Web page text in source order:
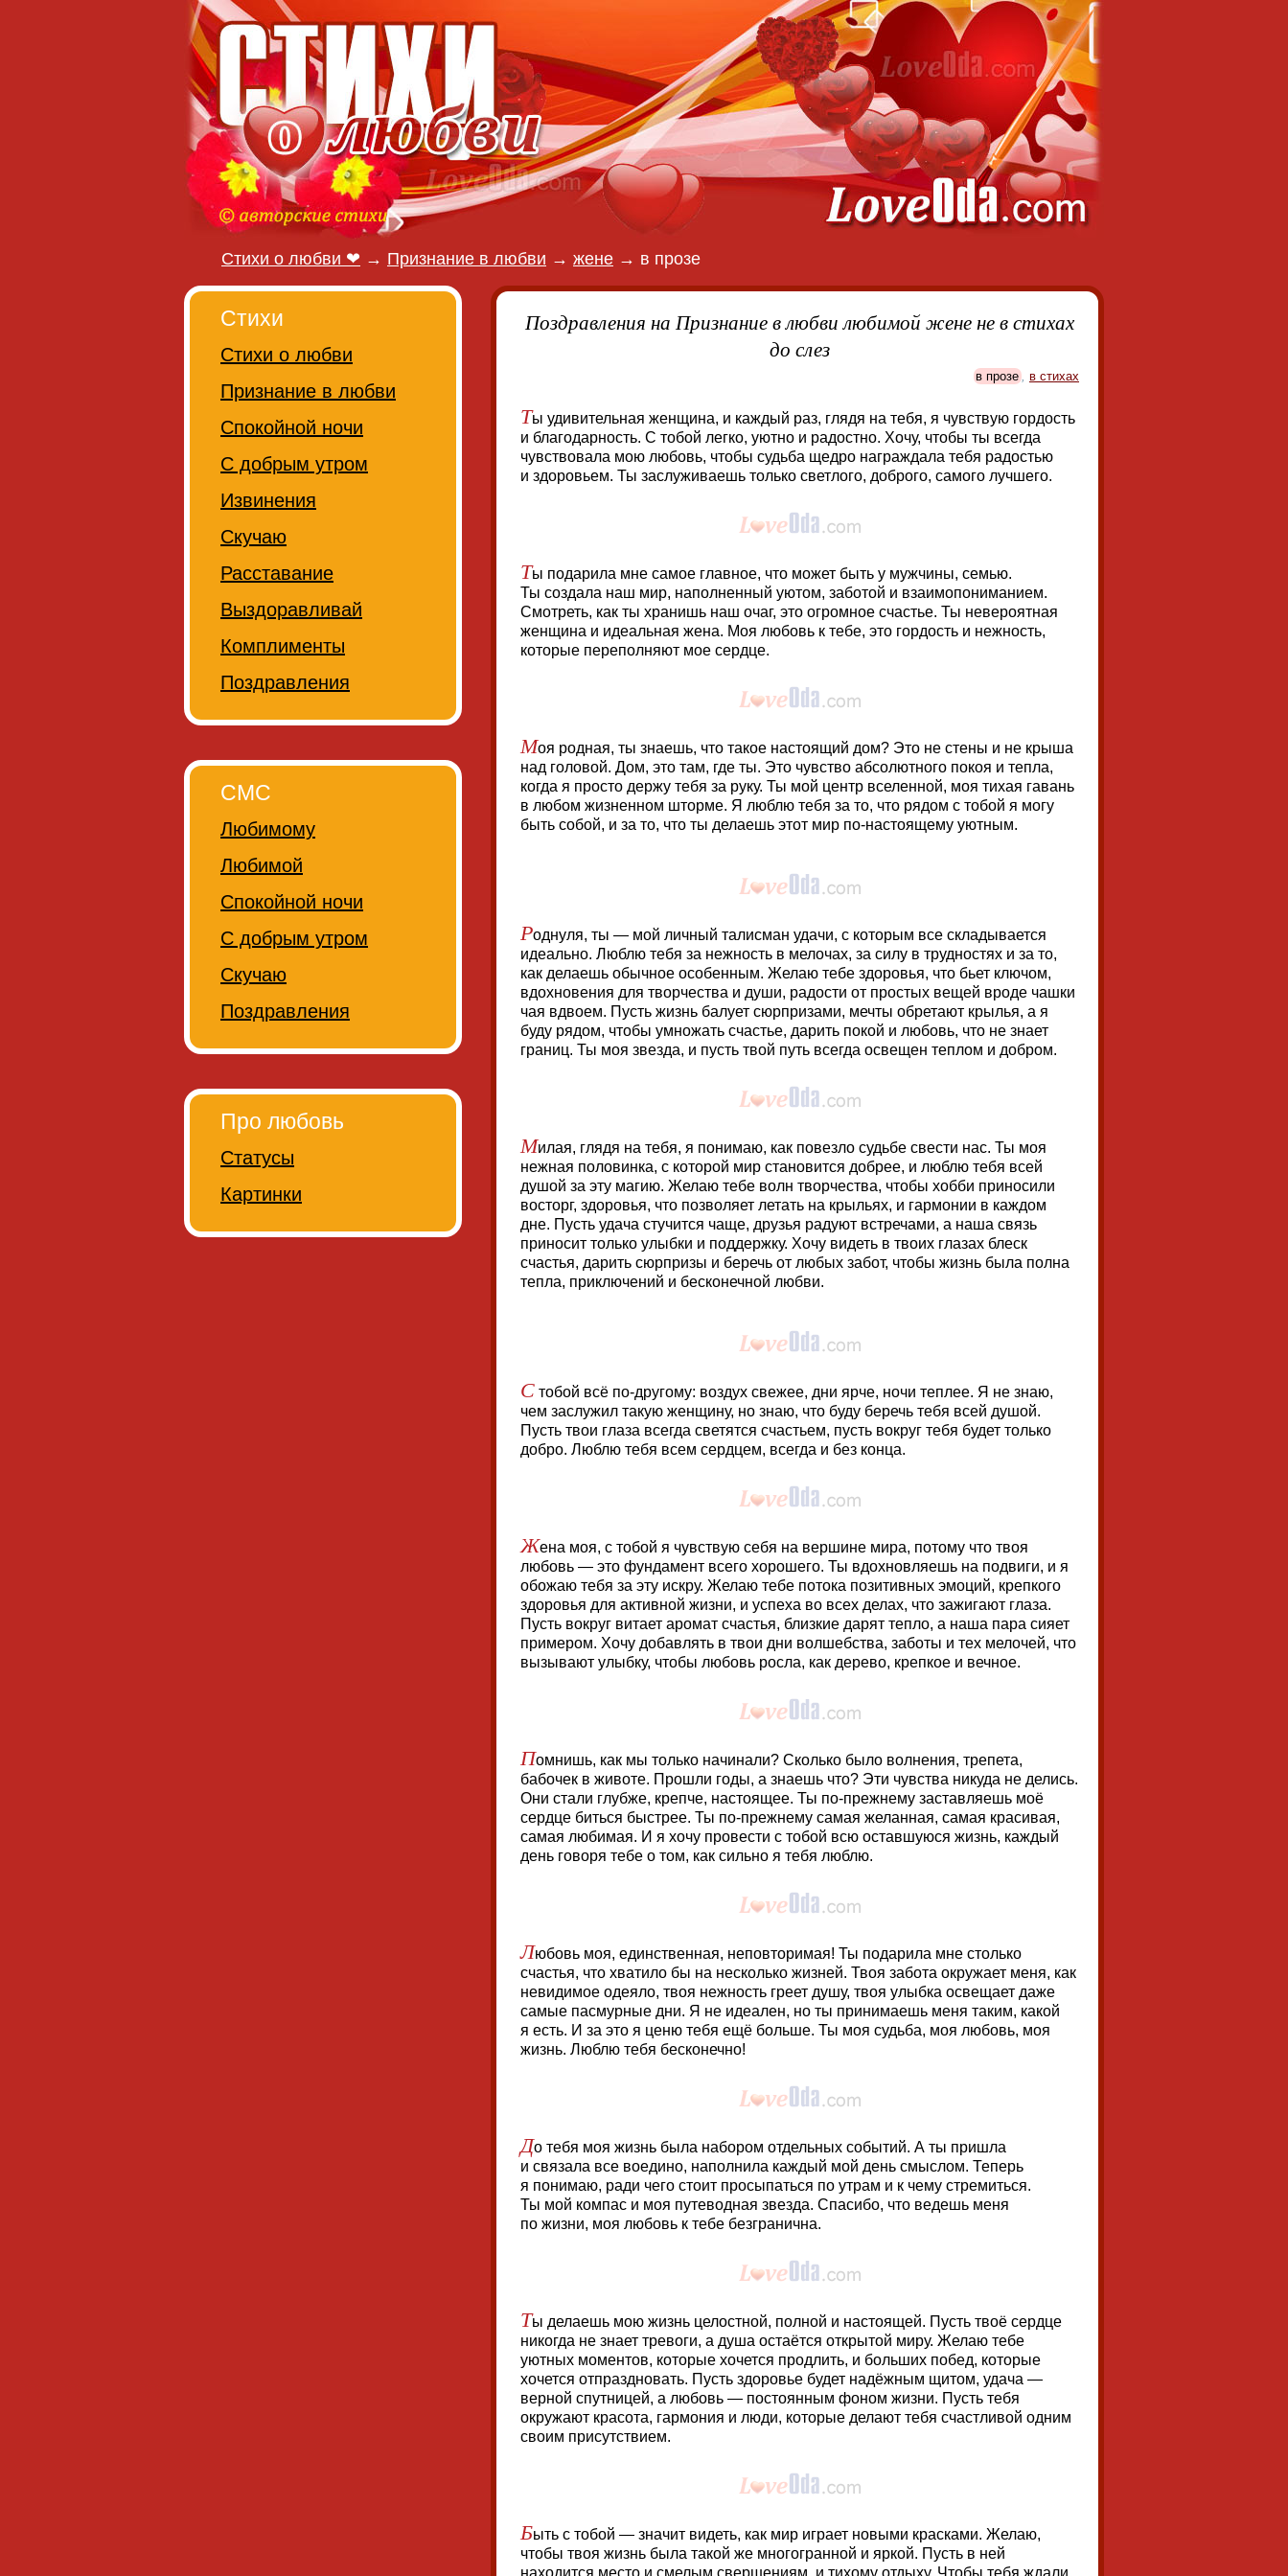
Стихи о любви ❤ → Признание в любви → жене → в прозе
Поздравления на Признание в любви любимой жене не в стихах
до слез
в прозе , в стихах
Ты удивительная женщина, и каждый раз, глядя на тебя, я чувствую гордость
и благодарность. С тобой легко, уютно и радостно. Хочу, чтобы ты всегда
чувствовала мою любовь, чтобы судьба щедро награждала тебя радостью
и здоровьем. Ты заслуживаешь только светлого, доброго, самого лучшего.
Ты подарила мне самое главное, что может быть у мужчины, семью.
Ты создала наш мир, наполненный уютом, заботой и взаимопониманием.
Смотреть, как ты хранишь наш очаг, это огромное счастье. Ты невероятная
женщина и идеальная жена. Моя любовь к тебе, это гордость и нежность,
которые переполняют мое сердце.
Моя родная, ты знаешь, что такое настоящий дом? Это не стены и не крыша
над головой. Дом, это там, где ты. Это чувство абсолютного покоя и тепла,
когда я просто держу тебя за руку. Ты мой центр вселенной, моя тихая гавань
в любом жизненном шторме. Я люблю тебя за то, что рядом с тобой я могу
быть собой, и за то, что ты делаешь этот мир по-настоящему уютным.
Роднуля, ты — мой личный талисман удачи, с которым все складывается
идеально. Люблю тебя за нежность в мелочах, за силу в трудностях и за то,
как делаешь обычное особенным. Желаю тебе здоровья, что бьет ключом,
вдохновения для творчества и души, радости от простых вещей вроде чашки
чая вдвоем. Пусть жизнь балует сюрпризами, мечты обретают крылья, а я
буду рядом, чтобы умножать счастье, дарить покой и любовь, что не знает
границ. Ты моя звезда, и пусть твой путь всегда освещен теплом и добром.
Милая, глядя на тебя, я понимаю, как повезло судьбе свести нас. Ты моя
нежная половинка, с которой мир становится добрее, и люблю тебя всей
душой за эту магию. Желаю тебе волн творчества, чтобы хобби приносили
восторг, здоровья, что позволяет летать на крыльях, и гармонии в каждом
дне. Пусть удача стучится чаще, друзья радуют встречами, а наша связь
приносит только улыбки и поддержку. Хочу видеть в твоих глазах блеск
счастья, дарить сюрпризы и беречь от любых забот, чтобы жизнь была полна
тепла, приключений и бесконечной любви.
С тобой всё по-другому: воздух свежее, дни ярче, ночи теплее. Я не знаю,
чем заслужил такую женщину, но знаю, что буду беречь тебя всей душой.
Пусть твои глаза всегда светятся счастьем, пусть вокруг тебя будет только
добро. Люблю тебя всем сердцем, всегда и без конца.
Жена моя, с тобой я чувствую себя на вершине мира, потому что твоя
любовь — это фундамент всего хорошего. Ты вдохновляешь на подвиги, и я
обожаю тебя за эту искру. Желаю тебе потока позитивных эмоций, крепкого
здоровья для активной жизни, и успеха во всех делах, что зажигают глаза.
Пусть вокруг витает аромат счастья, близкие дарят тепло, а наша пара сияет
примером. Хочу добавлять в твои дни волшебства, заботы и тех мелочей, что
вызывают улыбку, чтобы любовь росла, как дерево, крепкое и вечное.
Помнишь, как мы только начинали? Сколько было волнения, трепета,
бабочек в животе. Прошли годы, а знаешь что? Эти чувства никуда не делись.
Они стали глубже, крепче, настоящее. Ты по-прежнему заставляешь моё
сердце биться быстрее. Ты по-прежнему самая желанная, самая красивая,
самая любимая. И я хочу провести с тобой всю оставшуюся жизнь, каждый
день говоря тебе о том, как сильно я тебя люблю.
Любовь моя, единственная, неповторимая! Ты подарила мне столько
счастья, что хватило бы на несколько жизней. Твоя забота окружает меня, как
невидимое одеяло, твоя нежность греет душу, твоя улыбка освещает даже
самые пасмурные дни. Я не идеален, но ты принимаешь меня таким, какой
я есть. И за это я ценю тебя ещё больше. Ты моя судьба, моя любовь, моя
жизнь. Люблю тебя бесконечно!
До тебя моя жизнь была набором отдельных событий. А ты пришла
и связала все воедино, наполнила каждый мой день смыслом. Теперь
я понимаю, ради чего стоит просыпаться по утрам и к чему стремиться.
Ты мой компас и моя путеводная звезда. Спасибо, что ведешь меня
по жизни, моя любовь к тебе безгранична.
Ты делаешь мою жизнь целостной, полной и настоящей. Пусть твоё сердце
никогда не знает тревоги, а душа остаётся открытой миру. Желаю тебе
уютных моментов, которые хочется продлить, и больших побед, которые
хочется отпраздновать. Пусть здоровье будет надёжным щитом, удача —
верной спутницей, а любовь — постоянным фоном жизни. Пусть тебя
окружают красота, гармония и люди, которые делают тебя счастливой одним
своим присутствием.
Быть с тобой — значит видеть, как мир играет новыми красками. Желаю,
чтобы твоя жизнь была такой же многогранной и яркой. Пусть в ней
находится место и смелым свершениям, и тихому отдыху. Чтобы тебя ждали
Стихи
Стихи о любви
Признание в любви
Спокойной ночи
С добрым утром
Извинения
Скучаю
Расставание
Выздоравливай
Комплименты
Поздравления
СМС
Любимому
Любимой
Спокойной ночи
С добрым утром
Скучаю
Поздравления
Про любовь
Статусы
Картинки